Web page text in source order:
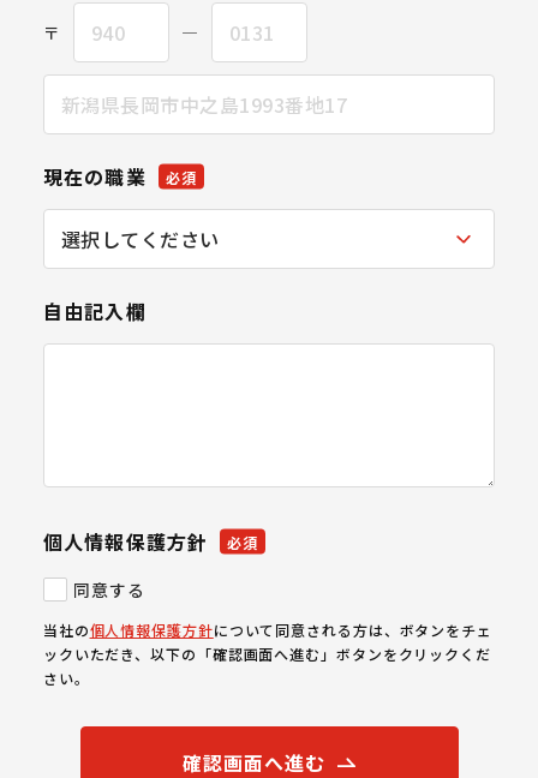
〒 ―
現在の職業 必須
自由記入欄
個人情報保護方針 必須
同意する
当社の個人情報保護方針について同意される方は、ボタンをチェ
ックいただき、以下の「確認画面へ進む」ボタンをクリックくだ
さい。
確認画面へ進む